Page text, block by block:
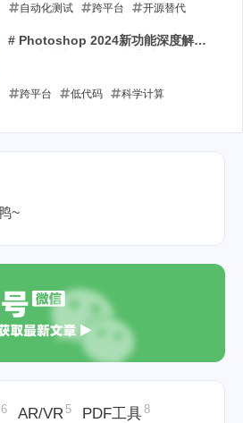
自动化测试 跨平台 开源替代
2025-10-03
# Photoshop 2024新功能深度解
跨平台 低代码 科学计算
~
6 AR/VR 5 PDF工具8